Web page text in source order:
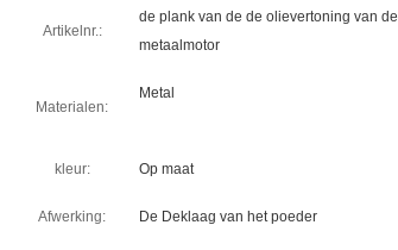
Artikelnr.:
de plank van de de olievertoning van de
metaalmotor
Materialen:
Metal
kleur: Op maat
Afwerking: De Deklaag van het poeder